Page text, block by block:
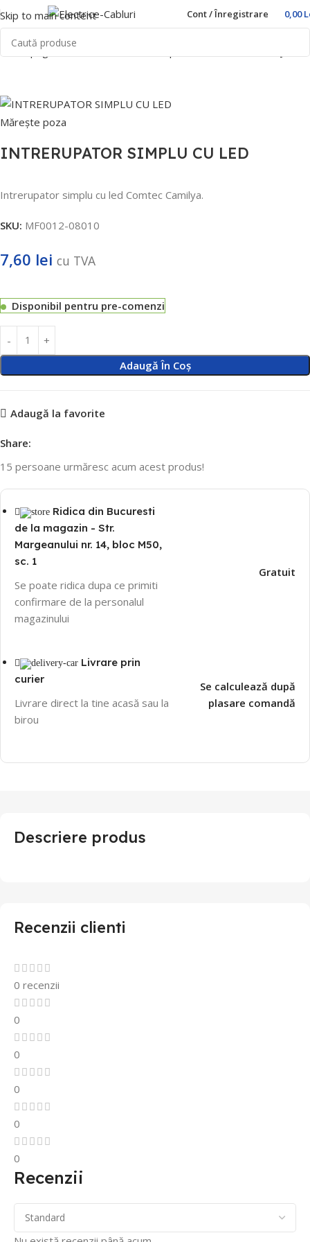
Skip to main content Cont / Înregistrare 0,00
Prima pagină
Mărește poza
INTRERUPATOR SIMPLU CU LED
Intrerupator simplu cu led Comtec Camilya.
SKU: MF0012-08010
7,60 lei cu TVA
Disponibil pentru pre-comenzi
Adaugă În Coș
Adaugă la favorite
Share:
15 persoane urmăresc acum acest produs!
Ridica din Bucuresti
de la magazin - Str.
Margeanului nr. 14, bloc M50,
sc. 1
Se poate ridica dupa ce primiti
confirmare de la personalul
magazinului
Gratuit
Livrare prin
curier
Livrare direct la tine acasă sau la
birou
Se calculează după
plasare comandă
Descriere produs
Recenzii clienti
0 recenzii
0
0
0
0
0
Recenzii